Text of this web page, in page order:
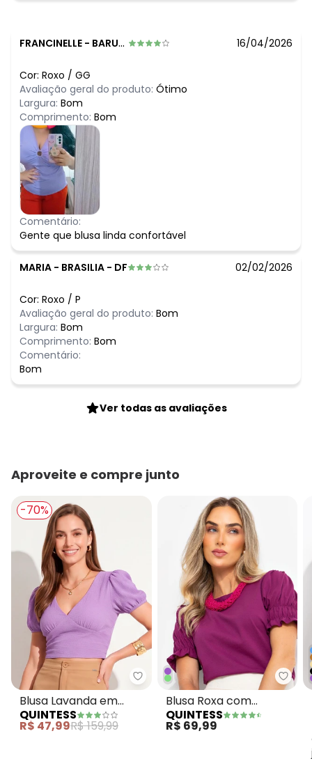
FRANCINELLE - BARUERI - SP 16/04/2026
Cor: Roxo / GG
Avaliação geral do produto: Ótimo
Largura: Bom
Comprimento: Bom
Comentário:
Gente que blusa linda confortável
MARIA - BRASILIA - DF 02/02/2026
Cor: Roxo / P
Avaliação geral do produto: Bom
Largura: Bom
Comprimento: Bom
Comentário:
Bom
Ver todas as avaliações
Aproveite e compre junto
-70%
Quintess - Blusa Lavanda em
Blusa Lavanda em
Crepe Plano Anarruga
QUINTESS
R$ 47,99R$ 159,99
Blusa Roxa com
Elástico nas Mangas
QUINTESS
R$ 69,99